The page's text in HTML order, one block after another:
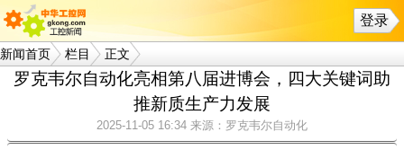
登录
新闻首页 栏目 正文
罗克韦尔自动化亮相第八届进博会，四大关键词助
推新质生产力发展
2025-11-05 16:34 来源：罗克韦尔自动化